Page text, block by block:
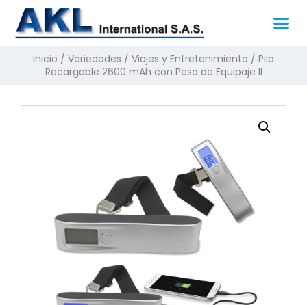
Inicio / Variedades / Viajes y Entretenimiento / Pila
Recargable 2600 mAh con Pesa de Equipaje II